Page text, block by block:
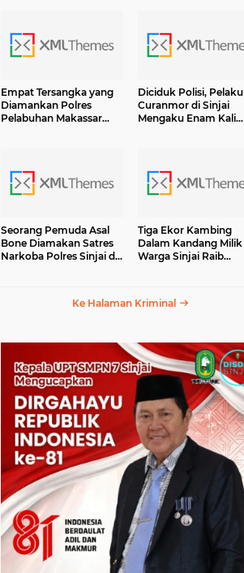
Empat Tersangka yang
Diamankan Polres
Pelabuhan Makassar
Diciduk Polisi, Pelaku
Curanmor di Sinjai
Mengaku Enam Kali
Seorang Pemuda Asal
Bone Diamakan Satres
Narkoba Polres Sinjai di
Tiga Ekor Kambing
Dalam Kandang Milik
Warga Sinjai Raib
Ke Halaman Kriminal